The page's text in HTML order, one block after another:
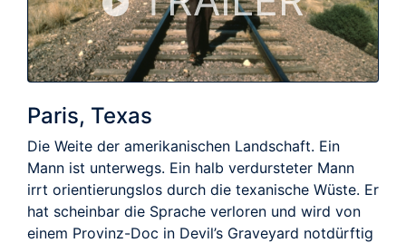
Paris, Texas
Die Weite der amerikanischen Landschaft. Ein
Mann ist unterwegs. Ein halb verdursteter Mann
irrt orientierungslos durch die texanische Wüste. Er
hat scheinbar die Sprache verloren und wird von
einem Provinz-Doc in Devil’s Graveyard notdürftig